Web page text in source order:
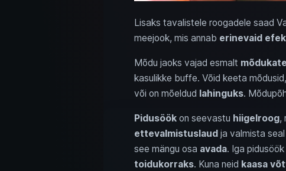
Lisaks tavalistele roogadele saad
meejook, mis annab erinevaid
Mõdu jaoks vajad esmalt
kasulikke buffe. Võid keeta
või on mõeldud lahinguks.
Pidusöökon seevastu hiigelroog,
ettevalmistuslaudja valmista seal
see mängu osa avada. Iga
toidukorraks. Kuna neid kaasa